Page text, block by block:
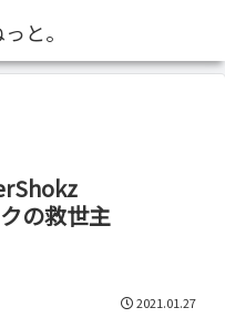
の救世主
2021.01.27